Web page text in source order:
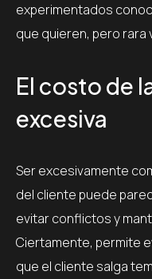
experimentados
que quieren, pero rara
El costo de
excesiva
Ser excesivamente
del cliente puede
evitar conflictos y
Ciertamente, permite
que el cliente salga